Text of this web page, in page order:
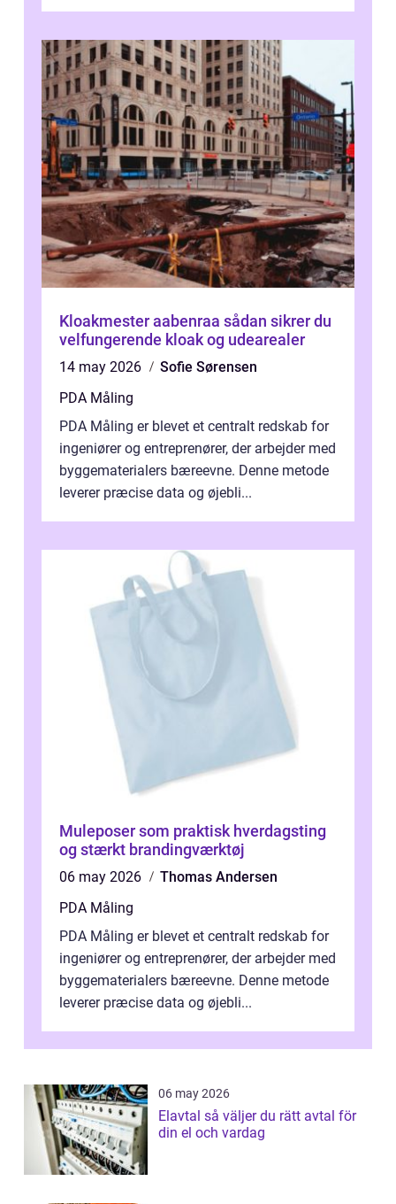
Kloakmester aabenraa sådan sikrer du
velfungerende kloak og udearealer
14 may 2026
Sofie Sørensen
PDA Måling
PDA Måling er blevet et centralt redskab for
ingeniører og entreprenører, der arbejder med
byggematerialers bæreevne. Denne metode
leverer præcise data og øjebli...
Muleposer som praktisk hverdagsting
og stærkt brandingværktøj
06 may 2026
Thomas Andersen
PDA Måling
PDA Måling er blevet et centralt redskab for
ingeniører og entreprenører, der arbejder med
byggematerialers bæreevne. Denne metode
leverer præcise data og øjebli...
06 may 2026
Elavtal så väljer du rätt avtal för
din el och vardag